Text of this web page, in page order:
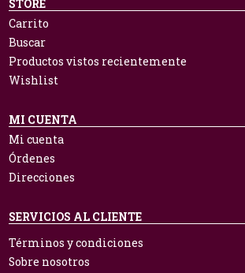
STORE
Carrito
Buscar
Productos vistos recientemente
Wishlist
MI CUENTA
Mi cuenta
Órdenes
Direcciones
SERVICIOS AL CLIENTE
Términos y condiciones
Sobre nosotros